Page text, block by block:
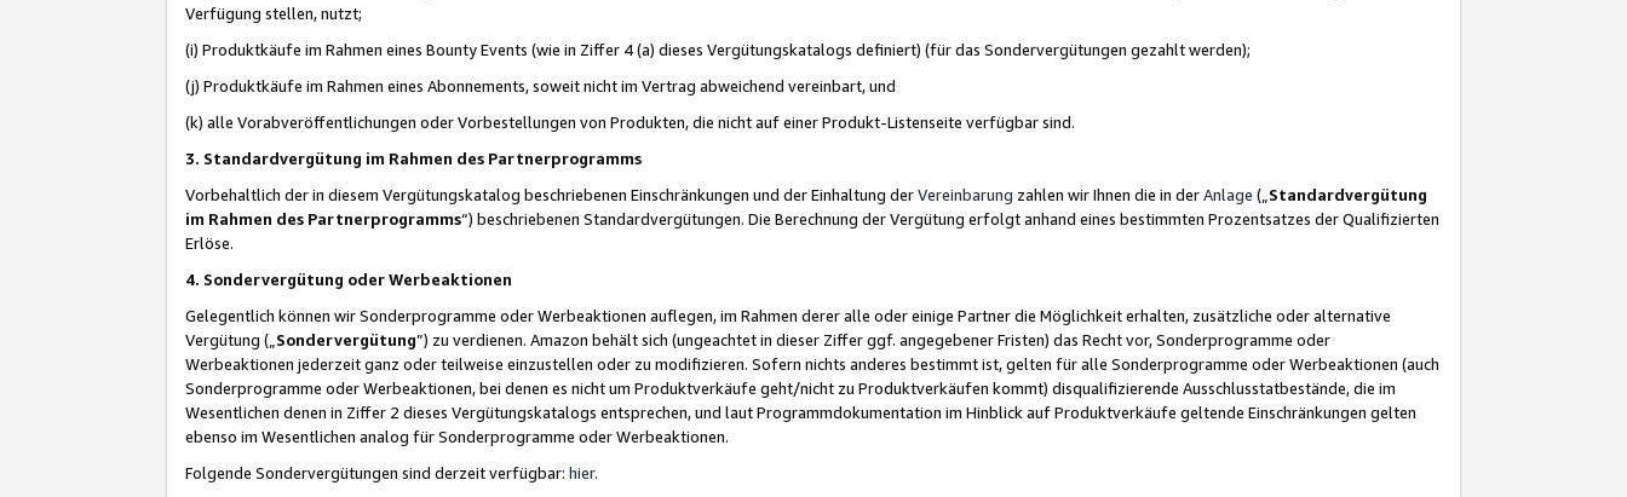
Verfügung stellen, nutzt;
(i) Produktkäufe im Rahmen eines Bounty Events (wie in Ziffer 4 (a) dieses Vergütungskatalogs definiert) (für das Sondervergütungen gezahlt werden);
(j) Produktkäufe im Rahmen eines Abonnements, soweit nicht im Vertrag abweichend vereinbart, und
(k) alle Vorabveröffentlichungen oder Vorbestellungen von Produkten, die nicht auf einer Produkt-Listenseite verfügbar sind.
3. Standardvergütung im Rahmen des Partnerprogramms
Vorbehaltlich der in diesem Vergütungskatalog beschriebenen Einschränkungen und der Einhaltung derVereinbarung zahlen wir Ihnen die in derAnlage („ Standardvergütung
im Rahmen des Partnerprogramms“) beschriebenen Standardvergütungen. Die Berechnung der Vergütung erfolgt anhand eines bestimmten Prozentsatzes der Qualifizierten
Erlöse.
4. Sondervergütung oder Werbeaktionen
Gelegentlich können wir Sonderprogramme oder Werbeaktionen auflegen, im Rahmen derer alle oder einige Partner die Möglichkeit erhalten, zusätzliche oder alternative
Vergütung („ Sondervergütung”) zu verdienen. Amazon behält sich (ungeachtet in dieser Ziffer ggf. angegebener Fristen) das Recht vor, Sonderprogramme oder
Werbeaktionen jederzeit ganz oder teilweise einzustellen oder zu modifizieren. Sofern nichts anderes bestimmt ist, gelten für alle Sonderprogramme oder Werbeaktionen (auch
Sonderprogramme oder Werbeaktionen, bei denen es nicht um Produktverkäufe geht/nicht zu Produktverkäufen kommt) disqualifizierende Ausschlusstatbestände, die im
Wesentlichen denen in Ziffer 2 dieses Vergütungskatalogs entsprechen, und laut Programmdokumentation im Hinblick auf Produktverkäufe geltende Einschränkungen gelten
ebenso im Wesentlichen analog für Sonderprogramme oder Werbeaktionen.
Folgende Sondervergütungen sind derzeit verfügbar: hier.